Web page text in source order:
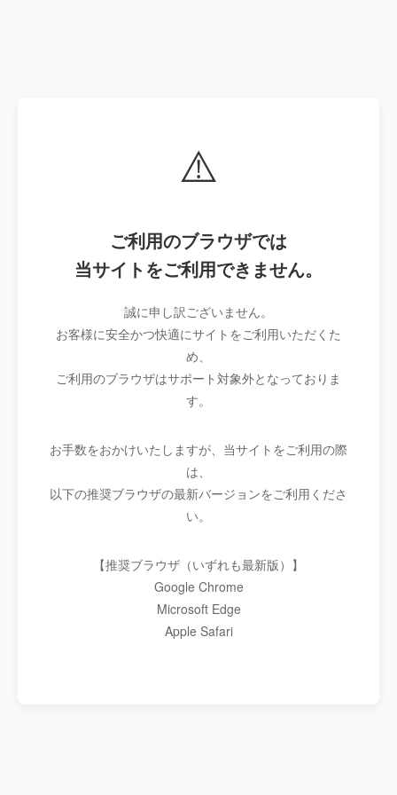
⚠️
ご利用のブラウザでは
当サイトをご利用できません。
誠に申し訳ございません。
お客様に安全かつ快適にサイトをご利用いただくた
め、
ご利用のブラウザはサポート対象外となっておりま
す。
お手数をおかけいたしますが、当サイトをご利用の際
は、
以下の推奨ブラウザの最新バージョンをご利用くださ
い。
【推奨ブラウザ（いずれも最新版）】
Google Chrome
Microsoft Edge
Apple Safari